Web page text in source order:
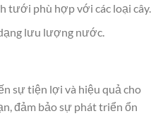
tưới phù hợp với các loại cây.
lưu lượng nước.
sự tiện lợi và hiệu quả cho
đảm bảo sự phát triển ổn